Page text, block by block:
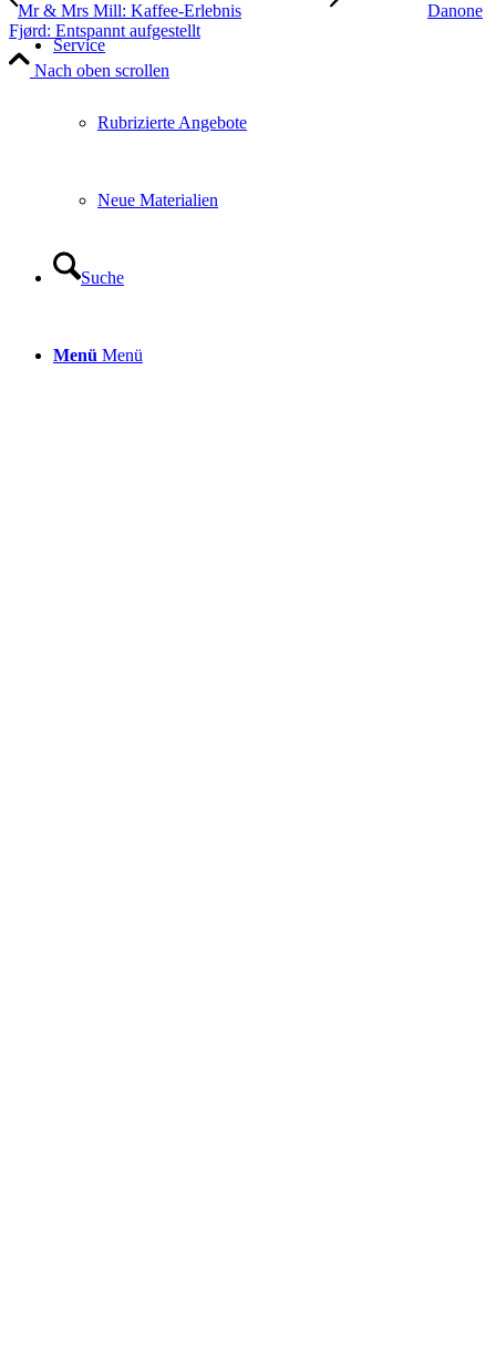
Service
Rubrizierte Angebote
Neue Materialien
Suche
Menü Menü
Mr & Mrs Mill: Kaffee-Erlebnis
Danone
Fjørd: Entspannt aufgestellt
Nach oben scrollen